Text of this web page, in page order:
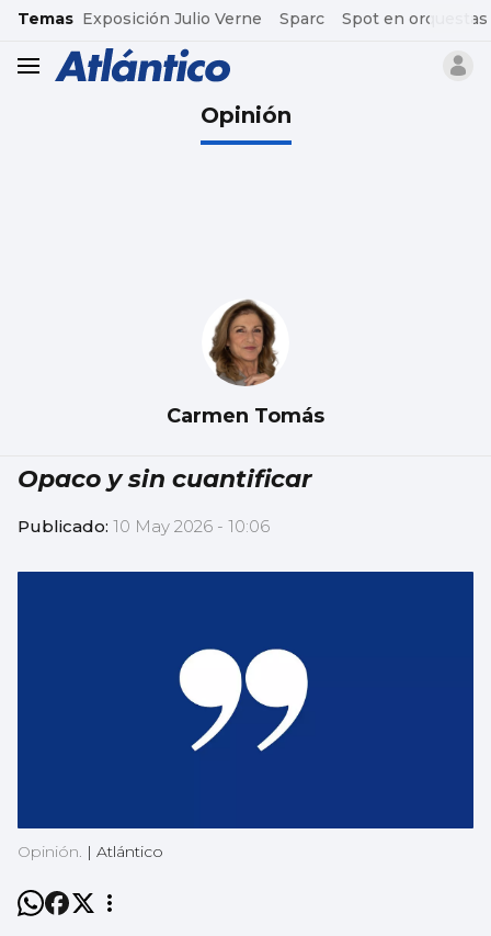
common.go-to-content
Temas Exposición Julio Verne Sparc Spot en orquestas
header.menu.open
Opinión
Carmen Tomás
Opaco y sin cuantificar
Publicado: 10 May 2026 - 10:06
Opinión. | Atlántico